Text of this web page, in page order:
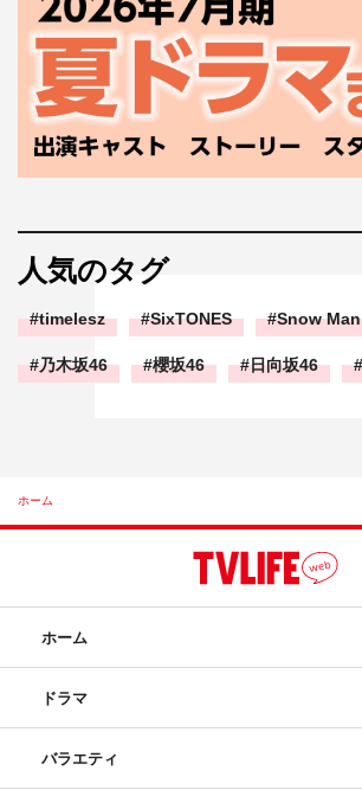
人気のタグ
timelesz SixTONES Snow Man
乃木坂46 櫻坂46 日向坂46
ホーム
ホーム
ドラマ
バラエティ